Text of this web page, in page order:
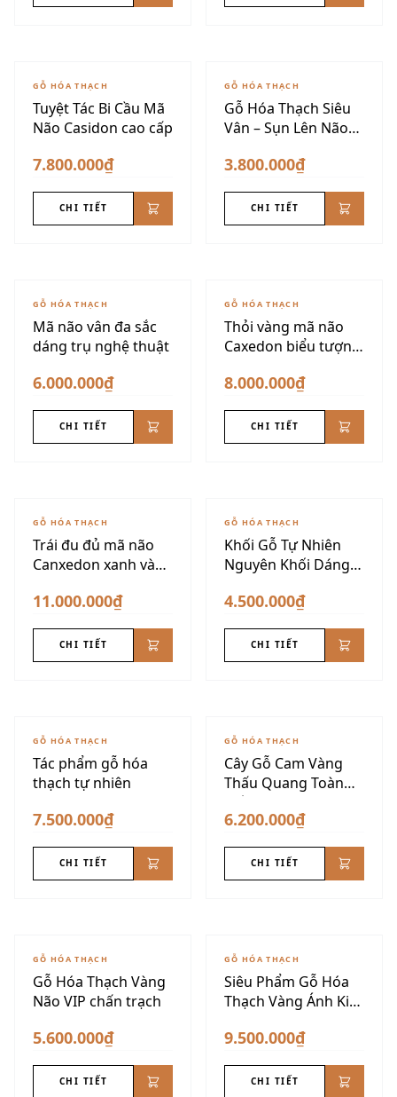
GỖ HÓA THẠCH
Tuyệt Tác Bi Cầu Mã
Não Casidon cao cấp
7.800.000₫
CHI TIẾT
GỖ HÓA THẠCH
Gỗ Hóa Thạch Siêu
Vân – Sụn Lên Não
3.800.000₫
CHI TIẾT
GỖ HÓA THẠCH
Mã não vân đa sắc
dáng trụ nghệ thuật
6.000.000₫
CHI TIẾT
GỖ HÓA THẠCH
Thỏi vàng mã não
Caxedon biểu tượng
8.000.000₫
CHI TIẾT
GỖ HÓA THẠCH
Trái đu đủ mã não
Canxedon xanh vàng
11.000.000₫
CHI TIẾT
GỖ HÓA THẠCH
Khối Gỗ Tự Nhiên
Nguyên Khối Dáng
4.500.000₫
CHI TIẾT
GỖ HÓA THẠCH
Tác phẩm gỗ hóa
thạch tự nhiên
7.500.000₫
CHI TIẾT
GỖ HÓA THẠCH
Cây Gỗ Cam Vàng
Thấu Quang Toàn
Phần
6.200.000₫
CHI TIẾT
GỖ HÓA THẠCH
Gỗ Hóa Thạch Vàng
Não VIP chấn trạch
5.600.000₫
CHI TIẾT
GỖ HÓA THẠCH
Siêu Phẩm Gỗ Hóa
Thạch Vàng Ánh Kim
9.500.000₫
CHI TIẾT